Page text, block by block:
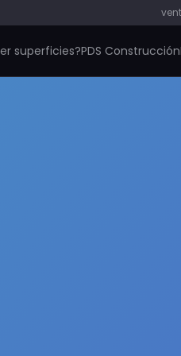
superficies?PDS Construcción